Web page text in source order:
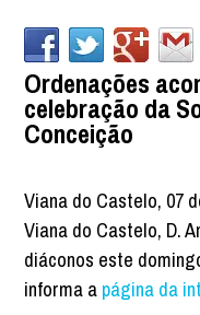
Ordenações
celebração da
Conceição
Viana do Castelo, 07
Viana do Castelo, D.
diáconos este
informa a página da